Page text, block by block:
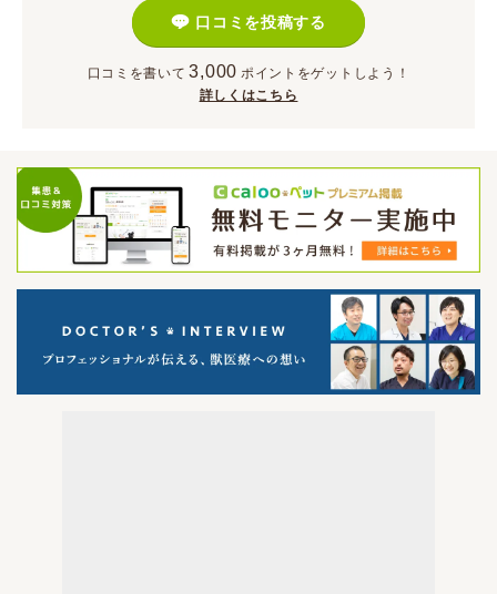
口コミを投稿する
口コミを書いて 3,000 ポイント をゲットしよう！
詳しくはこちら